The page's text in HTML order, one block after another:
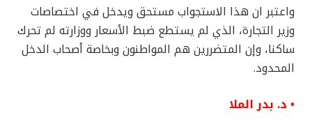
واعتبر ان هذا الاستجواب مستحق ويدخل في اختصاصات
وزير التجارة، الذي لم يستطع ضبط الأسعار ووزارته لم تحرك
ساكنا، وإن المتضررين هم المواطنون وبخاصة أصحاب الدخل
المحدود.
• د. بدر الملا